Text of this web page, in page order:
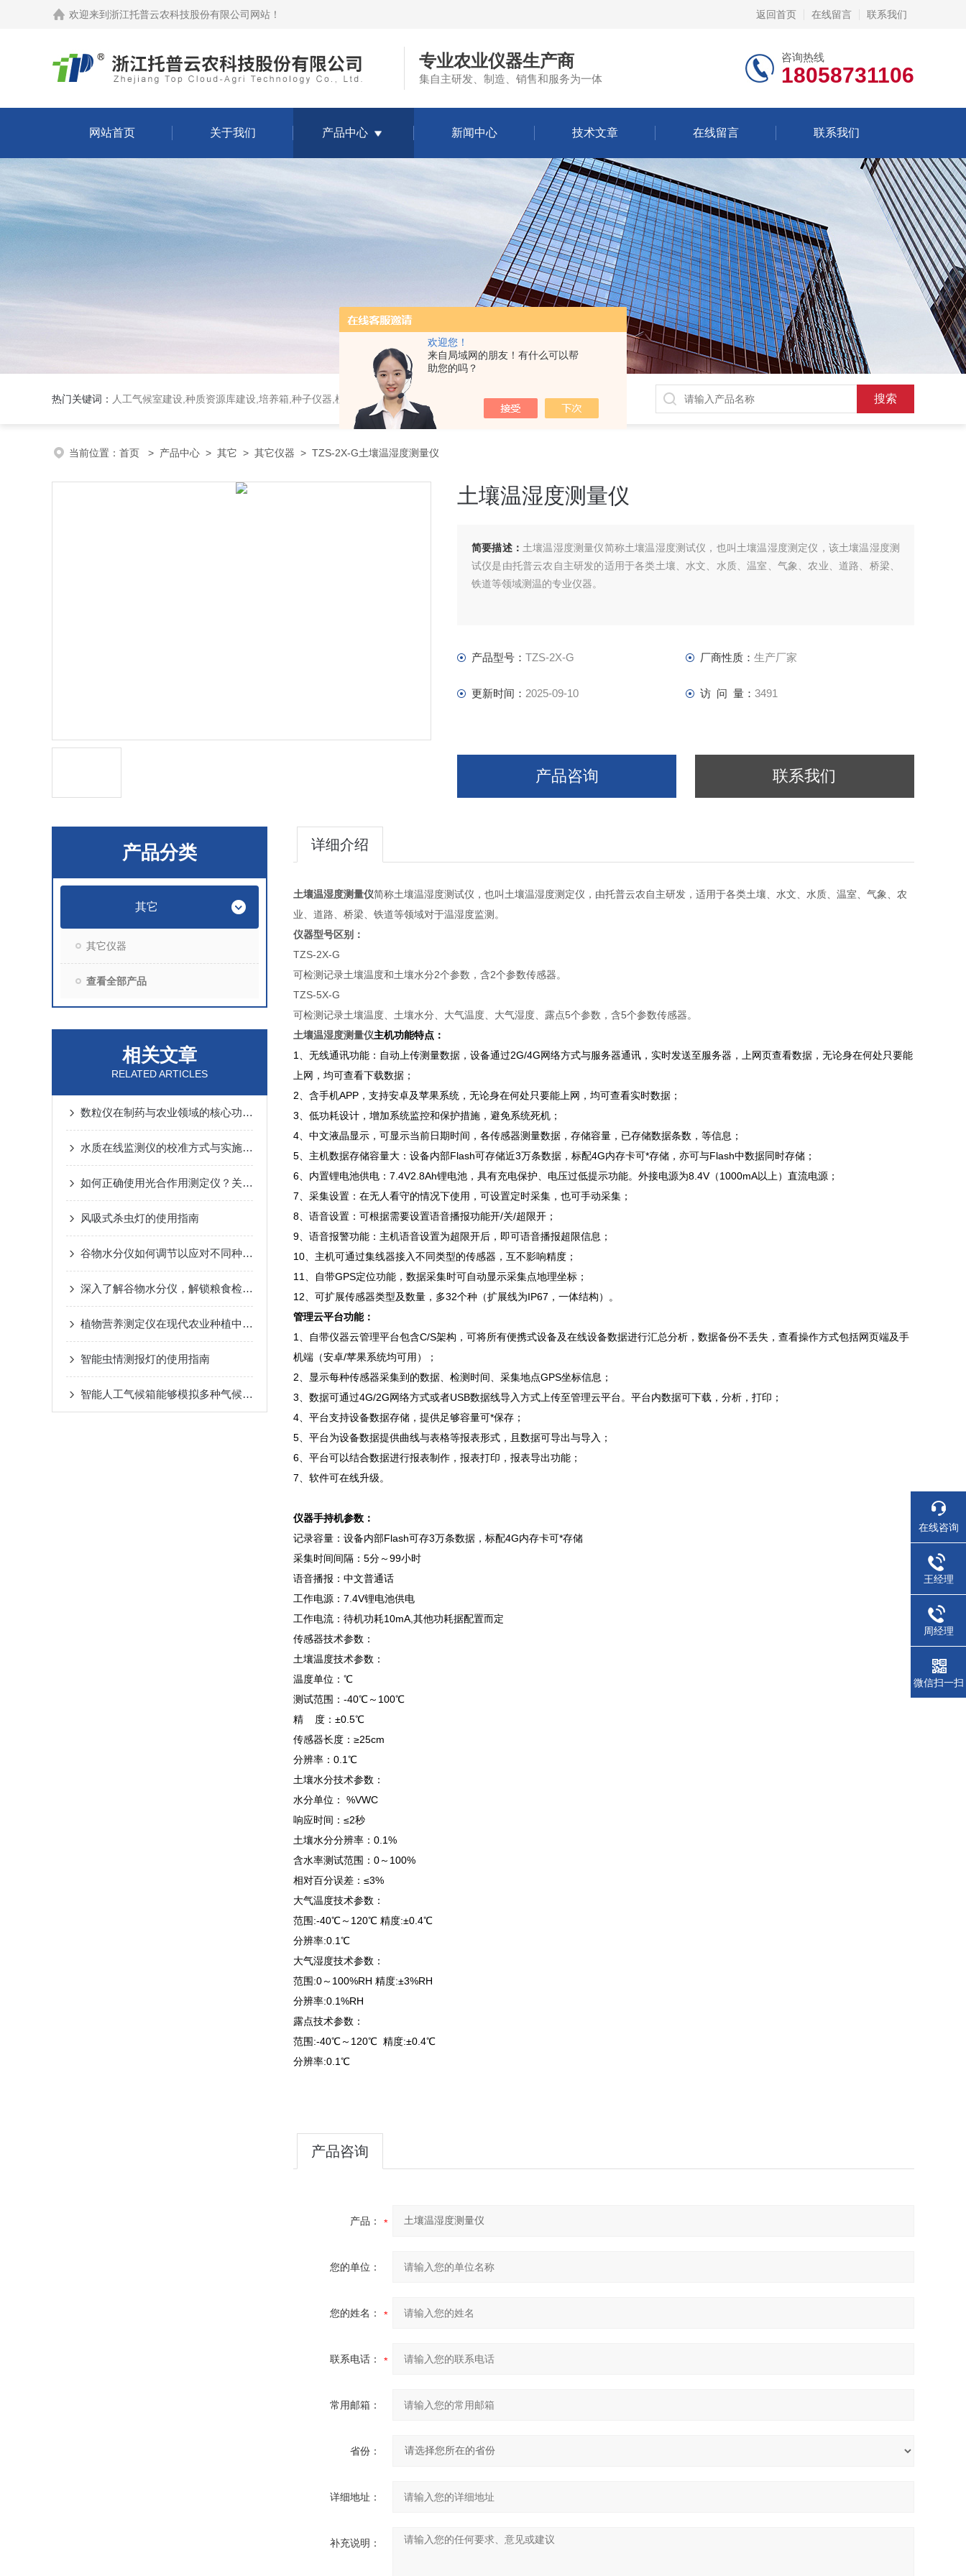
欢迎您！
来自局域网的朋友！有什么可以帮
助您的吗？
欢迎来到 浙江托普云农科技股份有限公司网站 ！ 返回首页 在线留言 联系我们
专业农业仪器生产商
集自主研发、制造、销售和服务为一体
咨询热线
18058731106
网站首页 关于我们 产品中心 新闻中心 技术文章 在线留言 联系我们
热门关键词： 人工气候室建设,种质资源库建设,培养箱,种子仪器,植物生理仪器,植保仪器,土壤仪器,环境气象仪器
当前位置： 首页 > 产品中心 > 其它 > 其它仪器 > TZS-2X-G土壤温湿度测量仪
土壤温湿度测量仪
简要描述： 土壤温湿度测量仪简称土壤温湿度测试仪，也叫土壤温湿度测定仪，该土壤温湿度测
试仪是由托普云农自主研发的适用于各类土壤、水文、水质、温室、气象、农业、道路、桥梁、
铁道等领域测温的专业仪器。
产品型号： TZS-2X-G 厂商性质： 生产厂家
更新时间： 2025-09-10 访 问 量： 3491
产品咨询 联系我们
产品分类
其它
其它仪器
查看全部产品
相关文章
RELATED ARTICLES
数粒仪在制药与农业领域的核心功能解析
水质在线监测仪的校准方式与实施要点
如何正确使用光合作用测定仪？关键步骤与避坑建议
风吸式杀虫灯的使用指南
谷物水分仪如何调节以应对不同种类的谷物测量
深入了解谷物水分仪，解锁粮食检测新体验
植物营养测定仪在现代农业种植中的应用价值与实际作用
智能虫情测报灯的使用指南
智能人工气候箱能够模拟多种气候条件
详细介绍
土壤温湿度测量仪简称土壤温湿度测试仪，也叫土壤温湿度测定仪，由托普云农自主研发，适用于各类土壤、水文、水质、温室、气象、农
业、道路、桥梁、铁道等领域对于温湿度监测。
仪器型号区别：
TZS-2X-G
可检测记录土壤温度和土壤水分2个参数，含2个参数传感器。
TZS-5X-G
可检测记录土壤温度、土壤水分、大气温度、大气湿度、露点5个参数，含5个参数传感器。
土壤温湿度测量仪主机功能特点：
1、无线通讯功能：自动上传测量数据，设备通过2G/4G网络方式与服务器通讯，实时发送至服务器，上网页查看数据，无论身在何处只要能
上网，均可查看下载数据；
2、含手机APP，支持安卓及苹果系统，无论身在何处只要能上网，均可查看实时数据；
3、低功耗设计，增加系统监控和保护措施，避免系统死机；
4、中文液晶显示，可显示当前日期时间，各传感器测量数据，存储容量，已存储数据条数，等信息；
5、主机数据存储容量大：设备内部Flash可存储近3万条数据，标配4G内存卡可*存储，亦可与Flash中数据同时存储；
6、内置锂电池供电：7.4V2.8Ah锂电池，具有充电保护、电压过低提示功能。外接电源为8.4V（1000mA以上）直流电源；
7、采集设置：在无人看守的情况下使用，可设置定时采集，也可手动采集；
8、语音设置：可根据需要设置语音播报功能开/关/超限开；
9、语音报警功能：主机语音设置为超限开后，即可语音播报超限信息；
10、主机可通过集线器接入不同类型的传感器，互不影响精度；
11、自带GPS定位功能，数据采集时可自动显示采集点地理坐标；
12、可扩展传感器类型及数量，多32个种（扩展线为IP67，一体结构）。
管理云平台功能：
1、自带仪器云管理平台包含C/S架构，可将所有便携式设备及在线设备数据进行汇总分析，数据备份不丢失，查看操作方式包括网页端及手
机端（安卓/苹果系统均可用）；
2、显示每种传感器采集到的数据、检测时间、采集地点GPS坐标信息；
3、数据可通过4G/2G网络方式或者USB数据线导入方式上传至管理云平台。平台内数据可下载，分析，打印；
4、平台支持设备数据存储，提供足够容量可*保存；
5、平台为设备数据提供曲线与表格等报表形式，且数据可导出与导入；
6、平台可以结合数据进行报表制作，报表打印，报表导出功能；
7、软件可在线升级。
仪器手持机参数：
记录容量：设备内部Flash可存3万条数据，标配4G内存卡可*存储
采集时间间隔：5分～99小时
语音播报：中文普通话
工作电源：7.4V锂电池供电
工作电流：待机功耗10mA,其他功耗据配置而定
传感器技术参数：
土壤温度技术参数：
温度单位：℃
测试范围：-40℃～100℃
精 度：±0.5℃
传感器长度：≥25cm
分辨率：0.1℃
土壤水分技术参数：
水分单位： %VWC
响应时间：≤2秒
土壤水分分辨率：0.1%
含水率测试范围：0～100%
相对百分误差：≤3%
大气温度技术参数：
范围:-40℃～120℃ 精度:±0.4℃
分辨率:0.1℃
大气湿度技术参数：
范围:0～100%RH 精度:±3%RH
分辨率:0.1%RH
露点技术参数：
范围:-40℃～120℃ 精度:±0.4℃
分辨率:0.1℃
产品咨询
产品：
您的单位：
您的姓名：
联系电话：
常用邮箱：
省份：
详细地址：
补充说明：
在线咨询
王经理
周经理
微信扫一扫